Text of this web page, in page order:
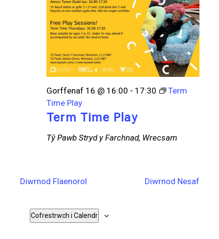
Term Time Play
Gorffenaf 16 @ 16:00 - 17:30
Term
Time Play
Tŷ Pawb Stryd y Farchnad, Wrecsam
Diwrnod Flaenorol Diwrnod Nesaf
Cofrestrwch i Calendr